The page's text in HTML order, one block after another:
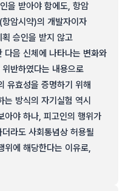
을 받아야 함에도, 항암
암시약)의 개발자이자
승인을 받지 않고
다음 신체에 나타나는 변화와
반하였다는 내용으로
유효성을 증명하기 위해
방식의 자기실험 역시
아야 하나, 피고인의 행위가
라도 사회통념상 허용될
위에 해당한다는 이유로,